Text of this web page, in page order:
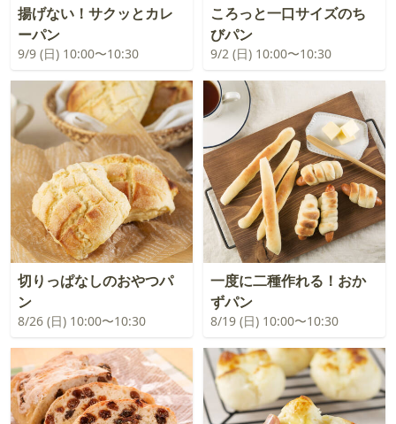
揚げない！サクッとカレ
ーパン
9/9 (日) 10:00〜10:30
ころっと一口サイズのち
びパン
9/2 (日) 10:00〜10:30
切りっぱなしのおやつパ
ン
8/26 (日) 10:00〜10:30
一度に二種作れる！おか
ずパン
8/19 (日) 10:00〜10:30